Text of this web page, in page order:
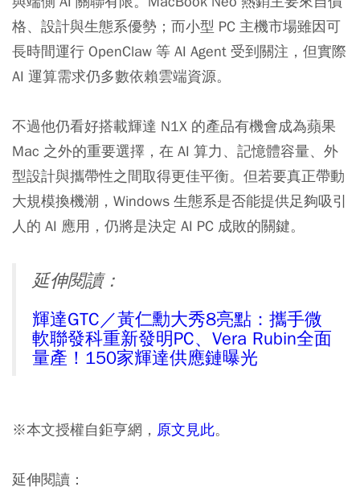
格、設計與生態系優勢；而小型 PC 主機市場雖因可
長時間運行 OpenClaw 等 AI Agent 受到關注，但實際
AI 運算需求仍多數依賴雲端資源。
不過他仍看好搭載輝達 N1X 的產品有機會成為蘋果
Mac 之外的重要選擇，在 AI 算力、記憶體容量、外
型設計與攜帶性之間取得更佳平衡。但若要真正帶動
大規模換機潮，Windows 生態系是否能提供足夠吸引
人的 AI 應用，仍將是決定 AI PC 成敗的關鍵。
延伸閱讀：
輝達GTC／黃仁勳大秀8亮點：攜手微
軟聯發科重新發明PC、Vera Rubin全面
量產！150家輝達供應鏈曝光
※本文授權自鉅亨網， 原文見此。
延伸閱讀：